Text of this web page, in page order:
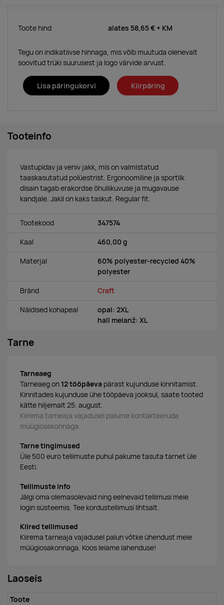
Toote hind alates 58,65 € + KM
Tegu on indikatiivse hinnaga, mis võib muutuda olenevalt
soovitud trüki suurusest ja logo värvide arvust.
Lisa päringukorvi Kiirpäring
Tooteinfo
Vastupidav ja veniv jakk, mis on valmistatud
taaskasutatud polüestrist. Ergonoomiline ja sportlik
disain tagab erakordse õhuliikuvuse ja mugavause
kandjale. Jakil on kaks taskut. Regular fit.
Tootekood 347574
Kaal 460,00 g
Materjal
60% polyester-recycled 40%
polyester
Bränd Craft
Näidised kohapeal
opal: 2XL
hall melanž: XL
Tarne
Tarneaeg
Tarneaeg on 12 tööpäeva pärast kujunduse kinnitamist.
Kinnitades kujunduse ühe tööpäeva jooksul, saate tooted
kätte hiljemalt 25. august.
Kiirema tarneaja vajadusel palume kontakteeruda
müügiosakonnaga.
Tarne tingimused
Üle 500 euro tellimuste puhul pakume tasuta tarnet üle
Eesti.
Tellimuste info
Jälgi oma olemasolevaid ning eelnevaid tellimusi meie
login süsteemis. Tee kordustellimusi lihtsalt.
Kiired tellimused
Kiirema tarneaja vajadusel palun võtke ühendust meie
müügiosakonnaga. Koos leiame lahenduse!
Laoseis
Toote